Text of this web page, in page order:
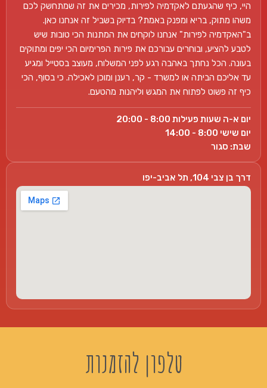
היי, כיף שהגעתם לאקדמיה לפירות, מכירים את זה שמתחשק לכם
משהו מתוק, בריא ומפנק באמת? בדיוק בשביל זה אנחנו כאן.
ב"האקדמיה לפירות" אנחנו לוקחים את המתנות הכי טובות שיש
לטבע להציע, ובוחרים עבורכם את פירות הפרימיום הכי יפים ומתוקים
בעונה. הכל נחתך באהבה רגע לפני המשלוח, מעוצב בסטייל ומגיע
עד אליכם הביתה או למשרד - קר, רענן ומוכן לאכילה. כי בסוף, הכי
כיף זה פשוט לפתוח את המגש וליהנות מהטעם.
יום א-ה שעות פעילות 8:00 - 20:00
יום שישי 8:00 - 14:00
שבת: סגור
דרך בן צבי 104, תל אביב-יפו
טלפון להזמנות